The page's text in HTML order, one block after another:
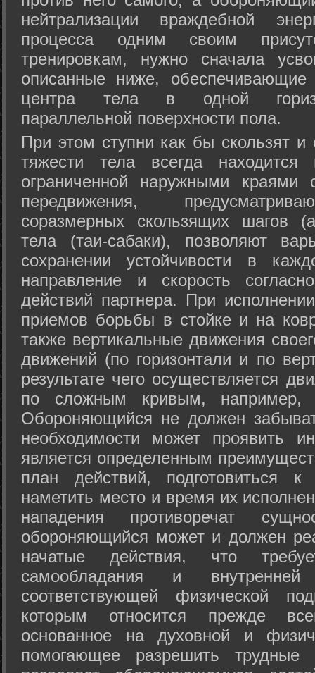
нейтрализации враждебной
процесса одним своим
тренировкам, нужно сначала
описанные ниже, обеспечивающие
центра тела в одной
параллельной поверхности пола.
При этом ступни как бы скользят
тяжести тела всегда
ограниченной наружными краями
передвижения,
соразмерных скользящих шагов
тела (таи-сабаки), позволяют
сохранении устойчивости в
направление и скорость
действий партнера. При
приемов борьбы в стойке и на
также вертикальные движения
движений (по горизонтали и по
результате чего осуществляется
по сложным кривым, например,
Обороняющийся не должен
необходимости может проявить
является определенным
план действий, подготовиться
наметить место и время их
нападения противоречат
обороняющийся может и должен
начатые действия, что
самообладания и
соответствующей физической
которым относится прежде
основанное на духовной и
помогающее разрешить